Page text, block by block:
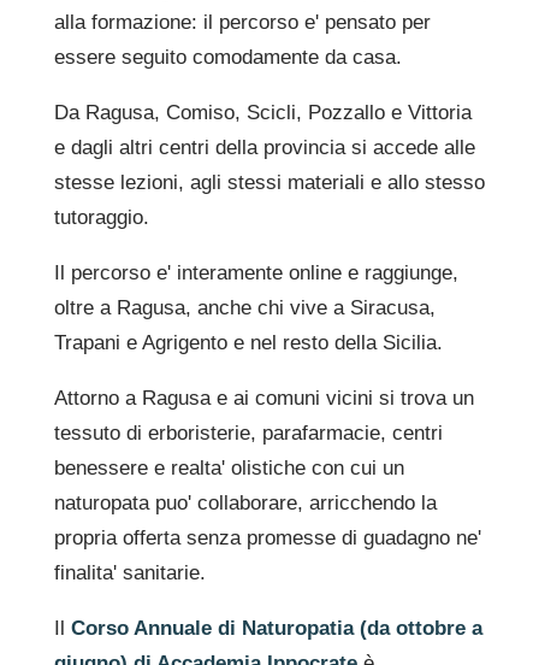
alla formazione: il percorso e' pensato per
essere seguito comodamente da casa.
Da Ragusa, Comiso, Scicli, Pozzallo e Vittoria
e dagli altri centri della provincia si accede alle
stesse lezioni, agli stessi materiali e allo stesso
tutoraggio.
Il percorso e' interamente online e raggiunge,
oltre a Ragusa, anche chi vive a Siracusa,
Trapani e Agrigento e nel resto della Sicilia.
Attorno a Ragusa e ai comuni vicini si trova un
tessuto di erboristerie, parafarmacie, centri
benessere e realta' olistiche con cui un
naturopata puo' collaborare, arricchendo la
propria offerta senza promesse di guadagno ne'
finalita' sanitarie.
Il Corso Annuale di Naturopatia (da ottobre a